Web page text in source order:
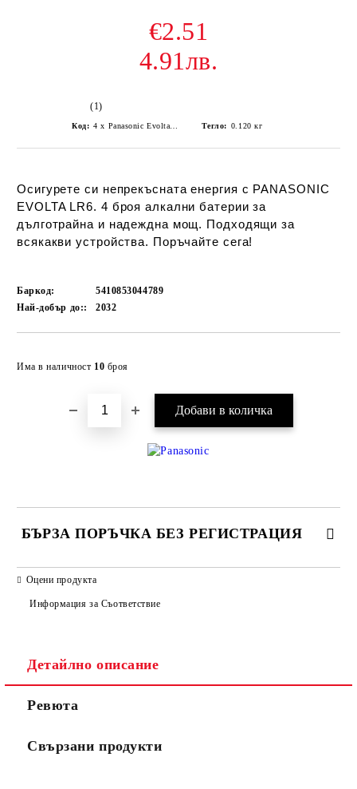
€2.51
4.91лв.
(1)
Код: Тегло: 0.120 кг
Осигурете си непрекъсната енергия с PANASONIC
EVOLTA LR6. 4 броя алкални батерии за
дълготрайна и надеждна мощ. Подходящи за
всякакви устройства. Поръчайте сега!
Баркод:
5410853044789
Най-добър до::
2032
Има в наличност 10 броя
БЪРЗА ПОРЪЧКА БЕЗ РЕГИСТРАЦИЯ
Съгласен съм с
Ние ще се свържем с вас в рамките на работния ден.
Оцени продукта
Информация за Съответствие
Детайлно описание
Ревюта
Свързани продукти